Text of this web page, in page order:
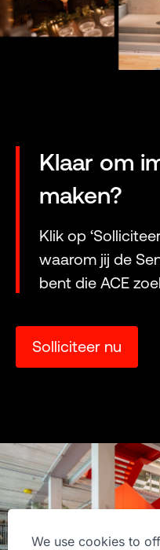
Klaar om
maken?
Klik op
waarom jij de
bent die ACE
Solliciteer nu
We use cookies to